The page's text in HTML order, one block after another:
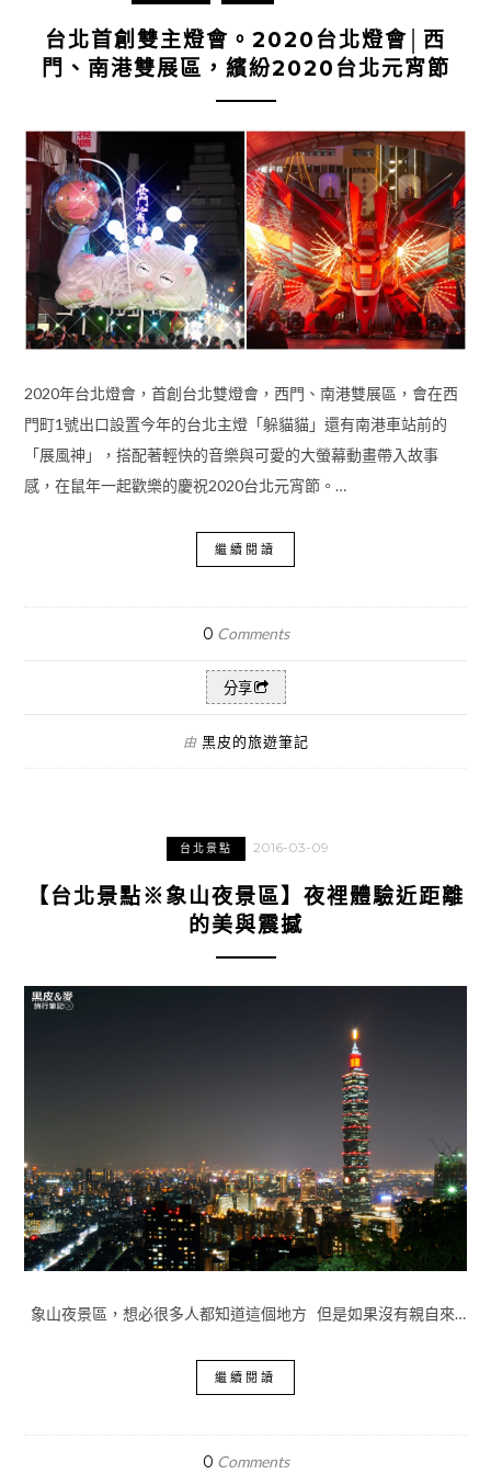
台北首創雙主燈會。2020台北燈會│西
門、南港雙展區，繽紛2020台北元宵節
2020年台北燈會，首創台北雙燈會，西門、南港雙展區，會在西
門町1號出口設置今年的台北主燈「躲貓貓」還有南港車站前的
「展風神」，搭配著輕快的音樂與可愛的大螢幕動畫帶入故事
感，在鼠年一起歡樂的慶祝2020台北元宵節。…
繼續閱讀
0 Comments
分享
由 黑皮的旅遊筆記
台北景點 2016-03-09
【台北景點※象山夜景區】夜裡體驗近距離
的美與震撼
象山夜景區，想必很多人都知道這個地方 但是如果沒有親自來…
繼續閱讀
0 Comments